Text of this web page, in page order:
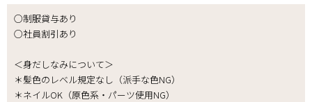
○制服貸与あり
○社員割引あり
＜身だしなみについて＞
＊髪色のレベル規定なし（派手な色NG）
＊ネイルOK（原色系・パーツ使用NG）